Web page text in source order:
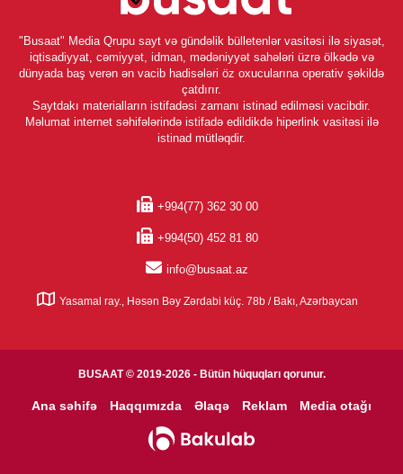
"Busaat" Media Qrupu sayt və gündəlik bülletenlər vasitəsi ilə siyasət,
iqtisadiyyat, cəmiyyət, idman, mədəniyyət sahələri üzrə ölkədə və
dünyada baş verən ən vacib hadisələri öz oxucularına operativ şəkildə
çatdırır.
Saytdakı materialların istifadəsi zamanı istinad edilməsi vacibdir.
Məlumat internet səhifələrində istifadə edildikdə hiperlink vasitəsi ilə
istinad mütləqdir.
+994(77) 362 30 00
+994(50) 452 81 80
info@busaat.az
Yasamal ray., Həsən Bəy Zərdabi küç. 78b / Bakı, Azərbaycan
BUSAAT © 2019-2026 - Bütün hüquqları qorunur.
Ana səhifə Haqqımızda Əlaqə Reklam Media otağı